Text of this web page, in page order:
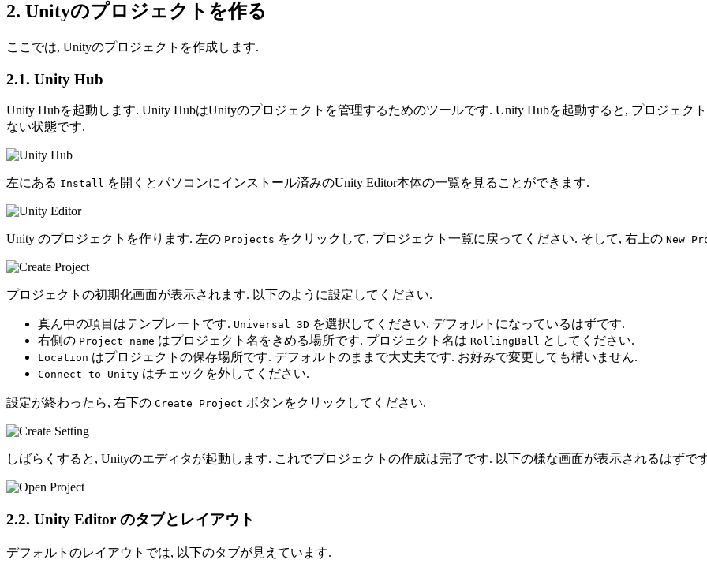
2. Unityのプロジェクトを作る
ここでは, Unityのプロジェクトを作成します.
2.1. Unity Hub
Unity Hubを起動します. Unity HubはUnityのプロジェクトを管理するためのツールです. Unity Hubを起動すると, プロジェク
ない状態です.
左にある Install を開くとパソコンにインストール済みのUnity Editor本体の一覧を見ることができます.
Unity のプロジェクトを作ります. 左の Projects をクリックして, プロジェクト一覧に戻ってください. そして, 右上の New
プロジェクトの初期化画面が表示されます. 以下のように設定してください.
真ん中の項目はテンプレートです. Universal 3D を選択してください. デフォルトになっているはずです.
右側の Project name はプロジェクト名をきめる場所です. プロジェクト名は RollingBall としてください.
Location はプロジェクトの保存場所です. デフォルトのままで大丈夫です. お好みで変更しても構いません.
Connect to Unity はチェックを外してください.
設定が終わったら, 右下の Create Project ボタンをクリックしてください.
しばらくすると, Unityのエディタが起動します. これでプロジェクトの作成は完了です. 以下の様な画面が表示されるはずで
2.2. Unity Editor のタブとレイアウト
デフォルトのレイアウトでは, 以下のタブが見えています.